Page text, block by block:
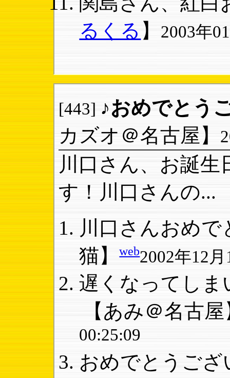
るくる 】 2003年
[443] ♪おめでとう
カズオ＠名古屋】
川口さん、お誕
す！川口さんの...
川口さんおめ
猫】web2002年12
遅くなってしま
【あみ＠名古
00:25:09
おめでとうござ